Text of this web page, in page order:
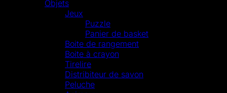
Objets
Jeux
Puzzle
Panier de basket
Boite de rangement
Boite à crayon
Tirelire
Distribiteur de savon
Peluche